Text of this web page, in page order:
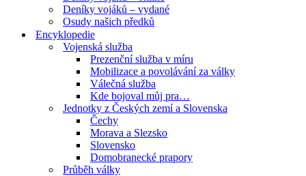
Deníky vojáků – vydané
Osudy našich předků
Encyklopedie
Vojenská služba
Prezenční služba v míru
Mobilizace a povolávání za války
Válečná služba
Kde bojoval můj pra…
Jednotky z Českých zemí a Slovenska
Čechy
Morava a Slezsko
Slovensko
Domobranecké prapory
Průběh války